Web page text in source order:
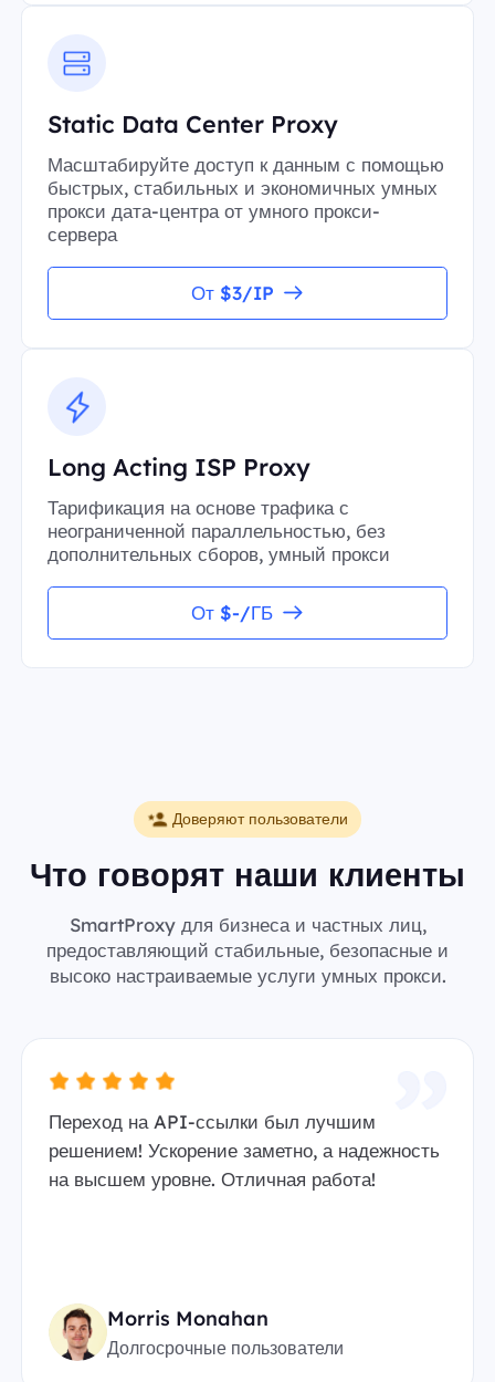
Static Data Center Proxy
Масштабируйте доступ к данным с помощью
быстрых, стабильных и экономичных умных
прокси дата-центра от умного прокси-
сервера
От $3/IP
Long Acting ISP Proxy
Тарификация на основе трафика с
неограниченной параллельностью, без
дополнительных сборов, умный прокси
От $-/ГБ
Доверяют пользователи
Что говорят наши клиенты
SmartProxy для бизнеса и частных лиц,
предоставляющий стабильные, безопасные и
высоко настраиваемые услуги умных прокси.
Переход на API-ссылки был лучшим
решением! Ускорение заметно, а надежность
на высшем уровне. Отличная работа!
Morris Monahan
Долгосрочные пользователи